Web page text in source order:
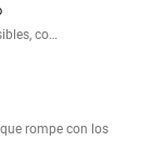
co…
que rompe con los